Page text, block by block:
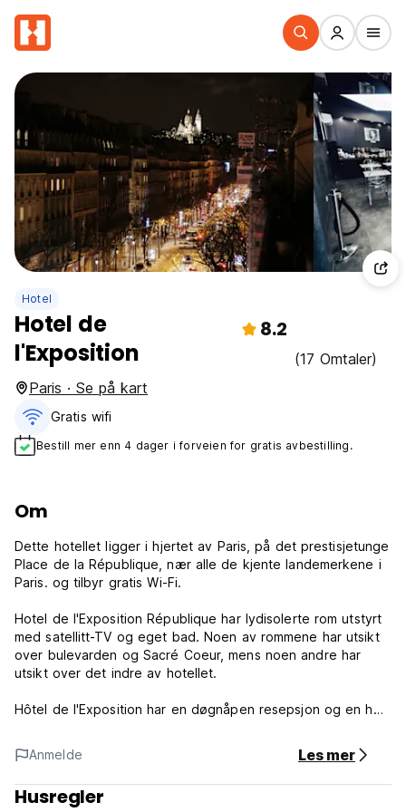
Hotel
Hotel de
l'Exposition
8.2
(17 Omtaler)
Paris · Se på kart
Gratis wifi‎
Bestill mer enn 4 dager i forveien for gratis avbestilling.
Om
Dette hotellet ligger i hjertet av Paris, på det prestisjetunge
Place de la République, nær alle de kjente landemerkene i
Paris. og tilbyr gratis Wi-Fi.
Hotel de l'Exposition République har lydisolerte rom utstyrt
med satellitt-TV og eget bad. Noen av rommene har utsikt
over bulevarden og Sacré Coeur, mens noen andre har
utsikt over det indre av hotellet.
Hôtel de l'Exposition har en døgnåpen resepsjon og en heis
Exposition République Hotel sentral beliggenhet gir enkel
tilgang til alle byene ettertraktede turistmål, til fots, som
Opéra Bastille, det berømte Marais-distriktet eller Canal St
Anmelde Les mer
Husregler